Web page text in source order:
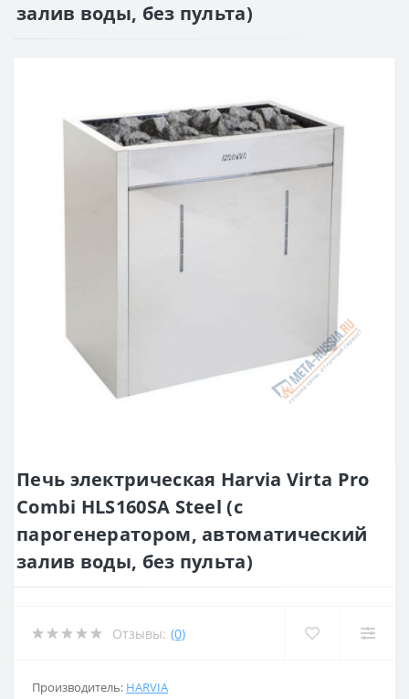
залив воды, без пульта)
Печь электрическая Harvia Virta Pro
Combi HLS160SA Steel (с
парогенератором, автоматический
залив воды, без пульта)
Отзывы: (0)
Производитель: HARVIA